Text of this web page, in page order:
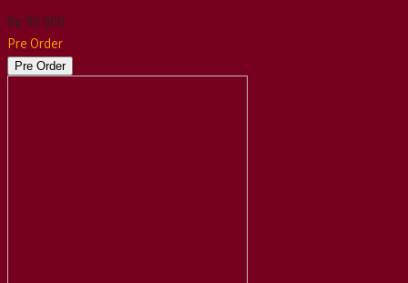
Rp 90.000
Pre Order
Pre Order